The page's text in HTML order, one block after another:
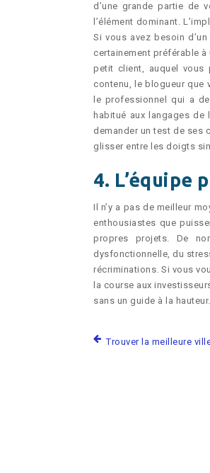
d’une grande partie de
l’élément dominant.
Si vous avez besoin
certainement préférable
petit client, auquel vous
contenu, le blogueur
le professionnel qui a
habitué aux langages
demander un test de ses
glisser entre les doigts
4. L’équipe
Il n’y a pas de meilleur
enthousiastes que
propres projets. De
dysfonctionnelle, du
récriminations. Si vous
la course aux
sans un guide à la hauteur.
Trouver la meilleure